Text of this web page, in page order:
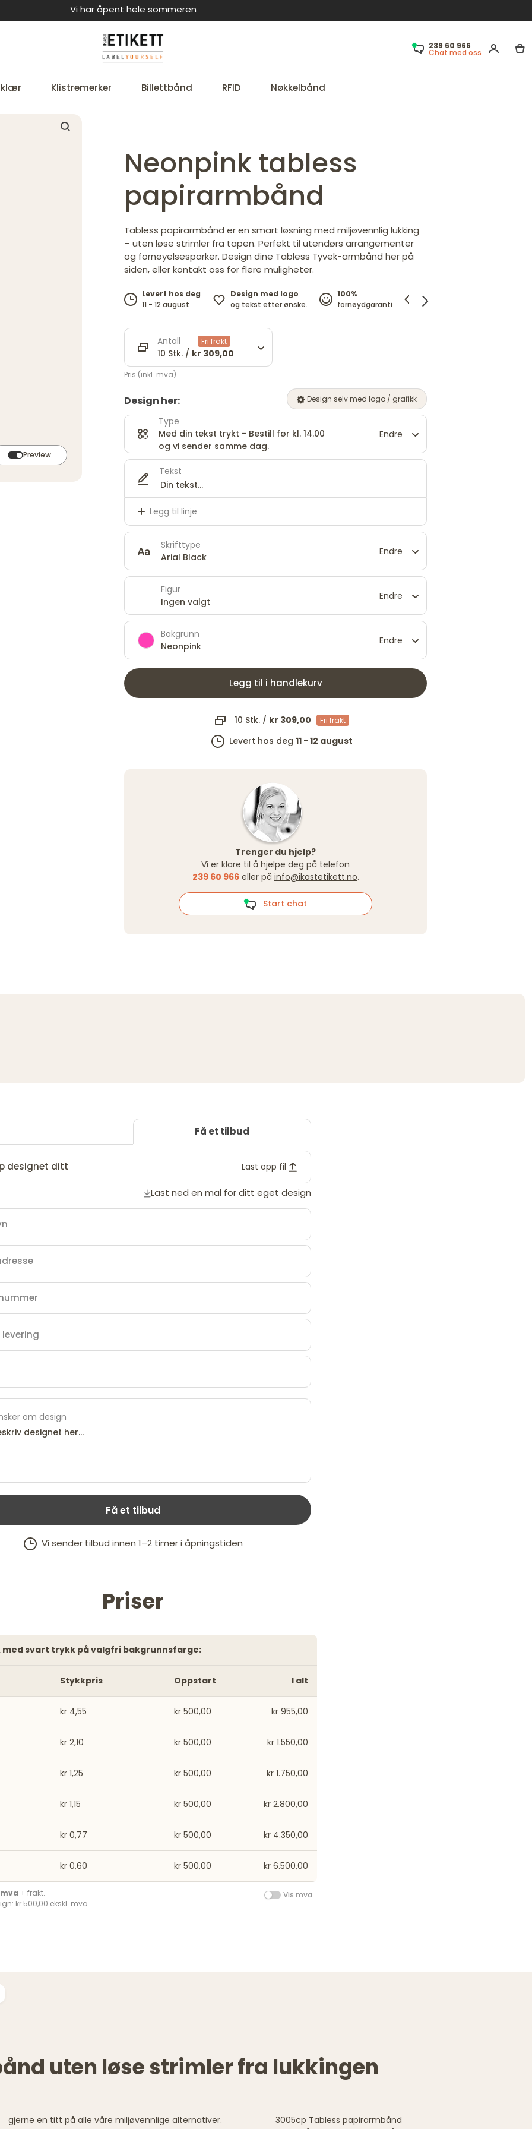
Vi har åpent hele sommeren
239 60 966
Chat med oss
klær Klistremerker Billettbånd RFID Nøkkelbånd
Preview
Neonpink tabless
papirarmbånd
Tabless papirarmbånd er en smart løsning med miljøvennlig lukking
– uten løse strimler fra tapen. Perfekt til utendørs arrangementer
og fornøyelsesparker. Design dine Tabless Tyvek-armbånd her på
siden, eller kontakt oss for flere muligheter.
Levert hos deg
11 - 12 august
Design med logo
og tekst etter ønske.
100%
fornøydgaranti
vi matcher prisen
Antall Fri frakt
10 Stk. / kr 309,00
Pris (inkl. mva)
Design her: Design selv med logo / grafikk
Type
Med din tekst trykt - Bestill før kl. 14.00
og vi sender samme dag.
Endre
Tekst
Legg til linje
Skrifttype
Arial Black
Endre
Figur
Ingen valgt
Endre
Bakgrunn
Neonpink
Endre
Legg til i handlekurv
10 Stk. / kr 309,00 Fri frakt
Levert hos deg 11 - 12 august
Trenger du hjelp?
Vi er klare til å hjelpe deg på telefon
239 60 966 eller på info@ikastetikett.no.
Start chat
Få et tilbud
designet ditt Last opp fil
Last ned en mal for ditt eget design
om design
Få et tilbud
Vi sender tilbud innen 1–2 timer i åpningstiden
Priser
med svart trykk på valgfri bakgrunnsfarge:
Stykkpris Oppstart I alt
kr 4,55 kr 500,00 kr 955,00
kr 2,10 kr 500,00 kr 1.550,00
kr 1,25 kr 500,00 kr 1.750,00
kr 1,15 kr 500,00 kr 2.800,00
kr 0,77 kr 500,00 kr 4.350,00
kr 0,60 kr 500,00 kr 6.500,00
+ frakt.
kr 500,00 ekskl. mva.
Vis mva.
uten løse strimler fra lukkingen
gjerne en titt på alle våre miljøvennlige alternativer.
3005cp Tabless papirarmbånd